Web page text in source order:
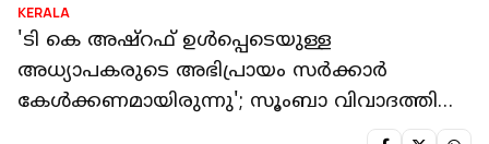
KERALA
'ടി കെ അഷ്‌റഫ് ഉൾപ്പെടെയുള്ള
അധ്യാപകരുടെ അഭിപ്രായം സർക്കാർ
കേൾക്കണമായിരുന്നു'; സൂംബാ വിവാദത്തിൽ